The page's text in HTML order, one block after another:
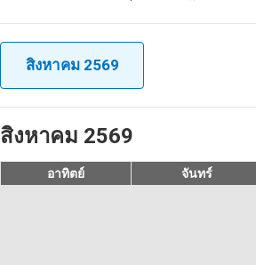
สิงหาคม 2569
สิงหาคม 2569
อาทิตย์ จันทร์
ยังไม่มีข้อมูลตำ
มีหัวหน้าทัว
อังกฤษได้